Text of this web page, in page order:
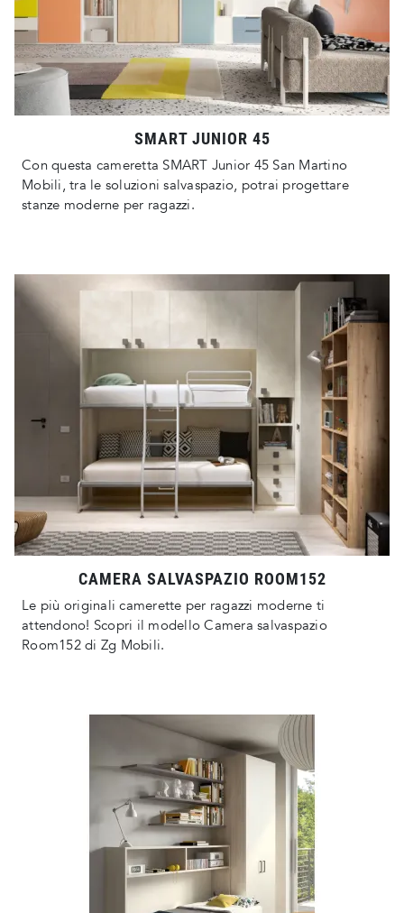
SMART JUNIOR 45
Con questa cameretta SMART Junior 45 San Martino
Mobili, tra le soluzioni salvaspazio, potrai progettare
stanze moderne per ragazzi.
CAMERA SALVASPAZIO ROOM152
Le più originali camerette per ragazzi moderne ti
attendono! Scopri il modello Camera salvaspazio
Room152 di Zg Mobili.